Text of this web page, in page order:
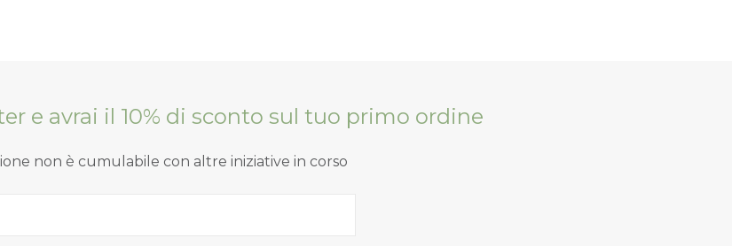
e avrai il 10% di sconto sul tuo primo ordine
non è cumulabile con altre iniziative in corso